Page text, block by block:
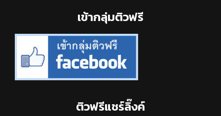
เข้ากลุ่มติวฟรี
ติวฟรีแชร์ลิ๊งค์